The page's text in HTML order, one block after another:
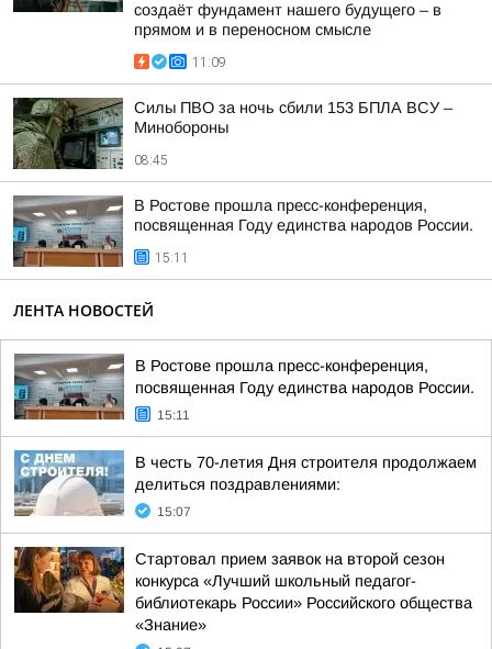
создаёт фундамент нашего будущего – в
прямом и в переносном смысле
11:09
Силы ПВО за ночь сбили 153 БПЛА ВСУ –
Минобороны
08:45
В Ростове прошла пресс-конференция,
посвященная Году единства народов России.
15:11
ЛЕНТА НОВОСТЕЙ
В Ростове прошла пресс-конференция,
посвященная Году единства народов России.
15:11
В честь 70-летия Дня строителя продолжаем
делиться поздравлениями:
15:07
Стартовал прием заявок на второй сезон
конкурса «Лучший школьный педагог-
библиотекарь России» Российского общества
«Знание»